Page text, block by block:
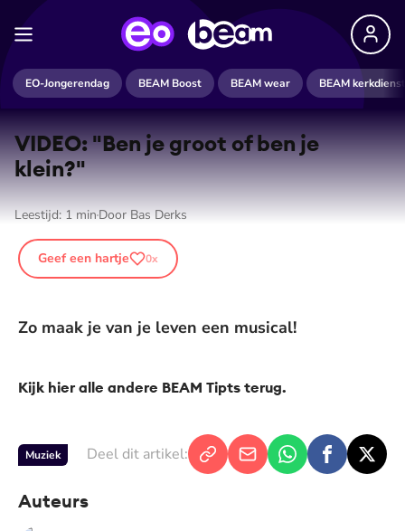
EO-Jongerendag BEAM Boost BEAM wear BEAM kerkdienst
VIDEO: "Ben je groot of ben je
klein?"
Leestijd:1minDoorBas Derks
Geef een hartje 0x
Zo maak je van je leven een musical!
Kijk hier alle andere BEAM Tipts terug.
Muziek Deel dit artikel:
Auteurs